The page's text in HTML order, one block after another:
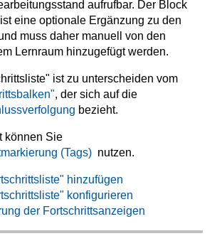
aufrufbar. Der Block
eine optionale Ergänzung zu den
muss daher manuell von den
Lernraum hinzugefügt werden.
ist zu unterscheiden vom
, der sich auf die
bezieht.
können Sie
(Tags) nutzen.
hinzufügen
konfigurieren
der Fortschrittsanzeigen